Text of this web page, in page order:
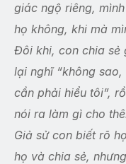
giác ngộ riêng,
họ không, khi mà
Đôi khi, con chia sẻ
lại nghĩ “không
cần phải hiểu tôi”,
nói ra làm gì cho
Giả sử con biết rõ
họ và chia sẻ,